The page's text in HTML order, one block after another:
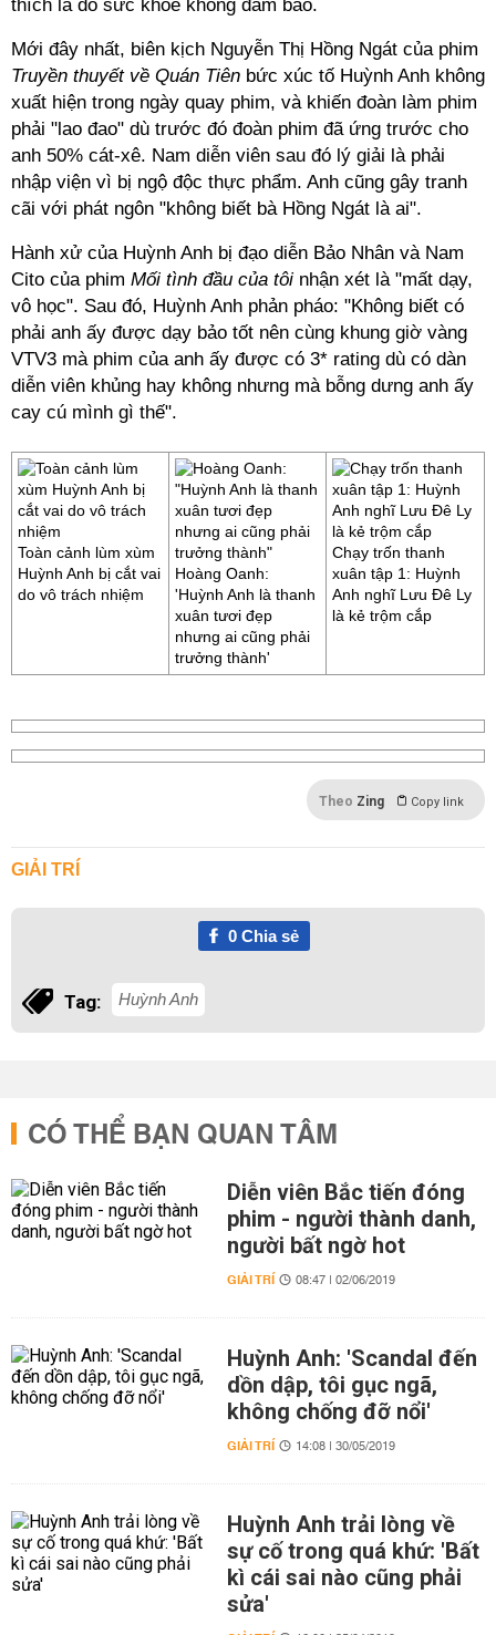
thích là do sức khỏe không đảm bảo.
Mới đây nhất, biên kịch Nguyễn Thị Hồng Ngát của phim
Truyền thuyết về Quán Tiên bức xúc tố Huỳnh Anh không
xuất hiện trong ngày quay phim, và khiến đoàn làm phim
phải "lao đao" dù trước đó đoàn phim đã ứng trước cho
anh 50% cát-xê. Nam diễn viên sau đó lý giải là phải
nhập viện vì bị ngộ độc thực phẩm. Anh cũng gây tranh
cãi với phát ngôn "không biết bà Hồng Ngát là ai".
Hành xử của Huỳnh Anh bị đạo diễn Bảo Nhân và Nam
Cito của phim Mối tình đầu của tôi nhận xét là "mất dạy,
vô học". Sau đó, Huỳnh Anh phản pháo: "Không biết có
phải anh ấy được dạy bảo tốt nên cùng khung giờ vàng
VTV3 mà phim của anh ấy được có 3* rating dù có dàn
diễn viên khủng hay không nhưng mà bỗng dưng anh ấy
cay cú mình gì thế".
Toàn cảnh lùm xùm
Huỳnh Anh bị cắt vai
do vô trách nhiệm
Hoàng Oanh:
'Huỳnh Anh là thanh
xuân tươi đẹp
nhưng ai cũng phải
trưởng thành'
Chạy trốn thanh
xuân tập 1: Huỳnh
Anh nghĩ Lưu Đê Ly
là kẻ trộm cắp
Theo Zing Copy link
GIẢI TRÍ
0Chia sẻ
Tag: Huỳnh Anh
CÓ THỂ BẠN QUAN TÂM
Diễn viên Bắc tiến đóng
phim - người thành danh,
người bất ngờ hot
GIẢI TRÍ 08:47 | 02/06/2019
Huỳnh Anh: 'Scandal đến
dồn dập, tôi gục ngã,
không chống đỡ nổi'
GIẢI TRÍ 14:08 | 30/05/2019
Huỳnh Anh trải lòng về
sự cố trong quá khứ: 'Bất
kì cái sai nào cũng phải
sửa'